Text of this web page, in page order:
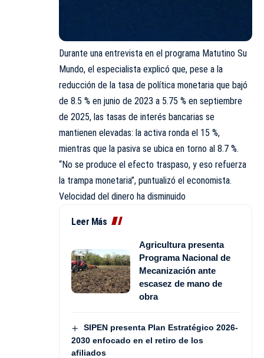
Durante una entrevista en el programa Matutino Su
Mundo, el especialista explicó que, pese a la
reducción de la tasa de política monetaria que bajó
de 8.5 % en junio de 2023 a 5.75 % en septiembre
de 2025, las tasas de interés bancarias se
mantienen elevadas: la activa ronda el 15 %,
mientras que la pasiva se ubica en torno al 8.7 %.
“No se produce el efecto traspaso, y eso refuerza
la trampa monetaria”, puntualizó el economista.
Velocidad del dinero ha disminuido
Leer Más
Agricultura presenta
Programa Nacional de
Mecanización ante
escasez de mano de
obra
SIPEN presenta Plan Estratégico 2026-
2030 enfocado en el retiro de los
afiliados